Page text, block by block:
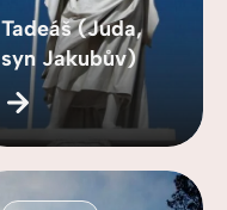
Tadeáš (Juda,
syn Jakubův)